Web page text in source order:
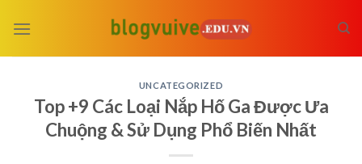
UNCATEGORIZED
Top +9 Các Loại Nắp Hố Ga Được Ưa
Chuộng & Sử Dụng Phổ Biến Nhất